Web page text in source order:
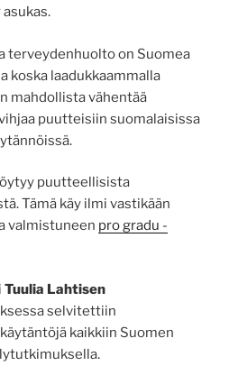
terveydenhuolto on Suomea
koska laadukkaammalla
mahdollista vähentää
puutteisiin suomalaisissa
puutteellisista
Tämä käy ilmi vastikään
valmistuneen pro gradu -
Tuulia Lahtisen
selvitettiin
kaikkiin Suomen